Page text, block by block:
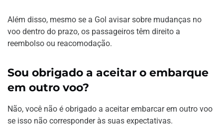
Além disso, mesmo se a Gol avisar sobre mudanças no
voo dentro do prazo, os passageiros têm direito a
reembolso ou reacomodação.
Sou obrigado a aceitar o embarque
em outro voo?
Não, você não é obrigado a aceitar embarcar em outro voo
se isso não corresponder às suas expectativas.